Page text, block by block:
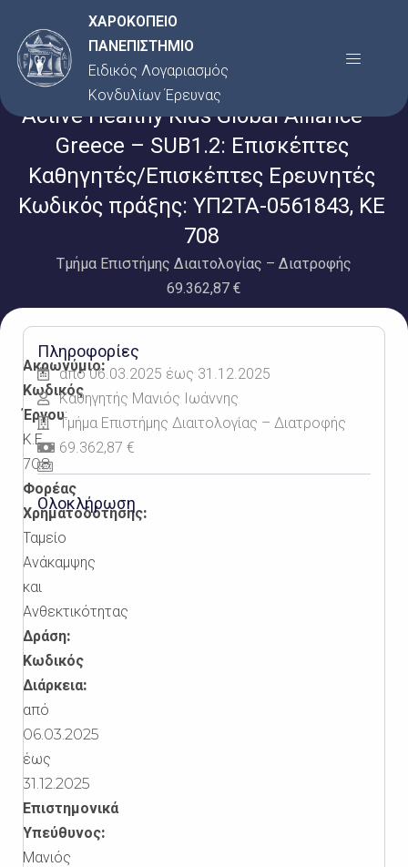
στο
περιεχόμενο
ΧΑΡΟΚΟΠΕΙΟ
ΠΑΝΕΠΙΣΤΗΜΙΟ
Ειδικός Λογαριασμός
Κονδυλίων Έρευνας
Menu
Active Healthy Kids Global Alliance –
Greece – SUB1.2: Επισκέπτες
Καθηγητές/Επισκέπτες Ερευνητές
Κωδικός πράξης: ΥΠ2ΤΑ-0561843, KE
708
Τμήμα Επιστήμης Διαιτολογίας – Διατροφής
69.362,87 €
Ακρωνύμιο:
Κωδικός
Έργου:
Κ.Ε.
708
Φορέας
Χρηματοδότησης:
Ταμείο
Ανάκαμψης
και
Ανθεκτικότητας
Δράση:
Κωδικός
Διάρκεια:
από
06.03.2025
έως
31.12.2025
Επιστημονικά
Υπεύθυνος:
Μανιός
Πληροφορίες
από 06.03.2025 έως 31.12.2025
Καθηγητής Μανιός Ιωάννης
Τμήμα Επιστήμης Διαιτολογίας – Διατροφής
69.362,87 €
Ολοκλήρωση